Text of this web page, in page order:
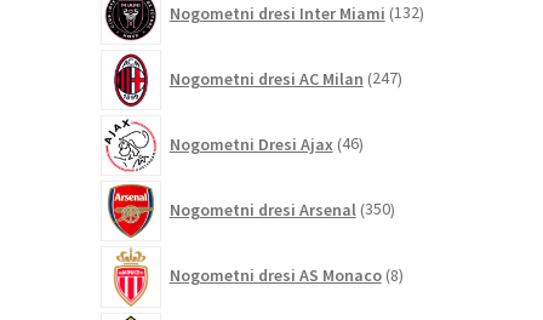
Nogometni dresi Inter Miami 132izdelkov
Nogometni dresi AC Milan 247izdelkov
Nogometni Dresi Ajax 46izdelkov
Nogometni dresi Arsenal 350izdelkov
Nogometni dresi AS Monaco 8izdelkov